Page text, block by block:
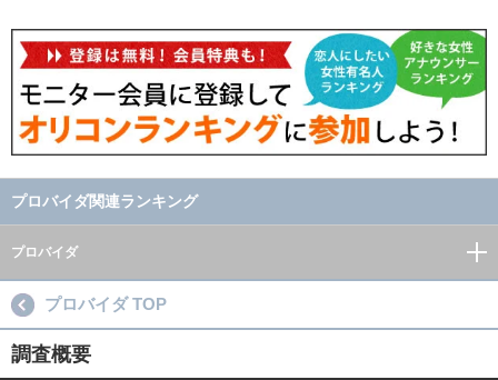
プロバイダ関連ランキング
プロバイダ
プロバイダ TOP
調査概要